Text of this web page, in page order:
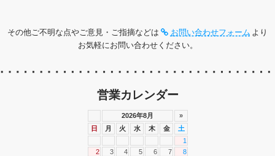
その他ご不明な点やご意見・ご指摘などは お問い合わせフォーム より
お気軽にお問い合わせください。
営業カレンダー